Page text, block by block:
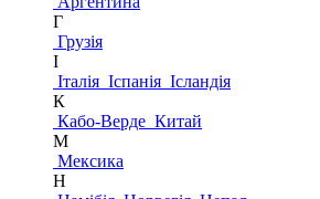
Г
Грузія
І
Італія Іспанія Ісландія
К
Кабо-Верде Китай
М
Мексика
Н